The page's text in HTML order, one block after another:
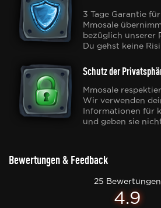
3 Tage Garantie
Mmosale
bezüglich unserer
Du gehst keine
Schutz der
Mmosale
Wir verwenden
Informationen für
und geben sie
Bewertungen & Feedback
25 Bewertungen
4.9